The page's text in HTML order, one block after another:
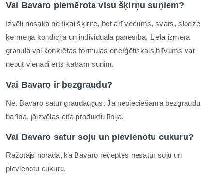
Vai Bavaro piemērota visu šķirņu suņiem?
Izvēli nosaka ne tikai šķirne, bet arī vecums, svars, slodze,
ķermeņa kondīcija un individuālā panesība. Liela izmēra
granula vai konkrētas formulas enerģētiskais blīvums var
nebūt vienādi ērts katram sunim.
Vai Bavaro ir bezgraudu?
Nē. Bavaro satur graudaugus. Ja nepieciešama bezgraudu
barība, jāizvēlas cita produktu līnija.
Vai Bavaro satur soju un pievienotu cukuru?
Ražotājs norāda, ka Bavaro receptes nesatur soju un
pievienotu cukuru.